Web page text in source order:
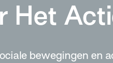
Het
bewegingen en